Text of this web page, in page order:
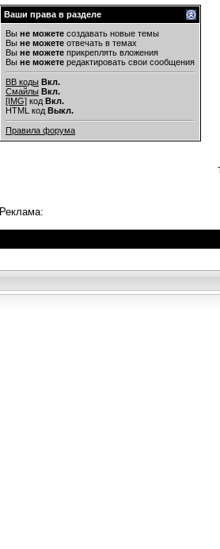
Ваши права в разделе
Вы не можете создавать новые темы
Вы не можете отвечать в темах
Вы не можете прикреплять вложения
Вы не можете редактировать свои сообщения
BB коды Вкл.
Смайлы Вкл.
[IMG] код Вкл.
HTML код Выкл.
Правила форума
Реклама: